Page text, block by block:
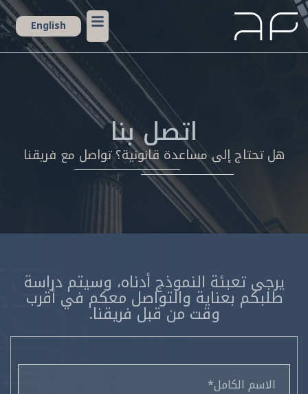
English
اتصل بنا
هل تحتاج إلى مساعدة قانونية؟ تواصل مع فريقنا
يرجى تعبئة النموذج أدناه، وسيتم دراسة
طلبكم بعناية والتواصل معكم في أقرب
وقت من قبل فريقنا.